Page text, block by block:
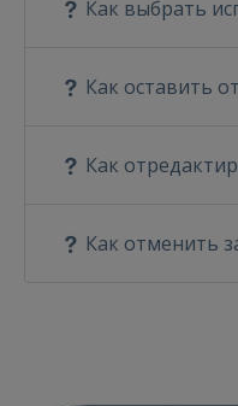
Как выбрать
Как оставить
Как
Как отменить